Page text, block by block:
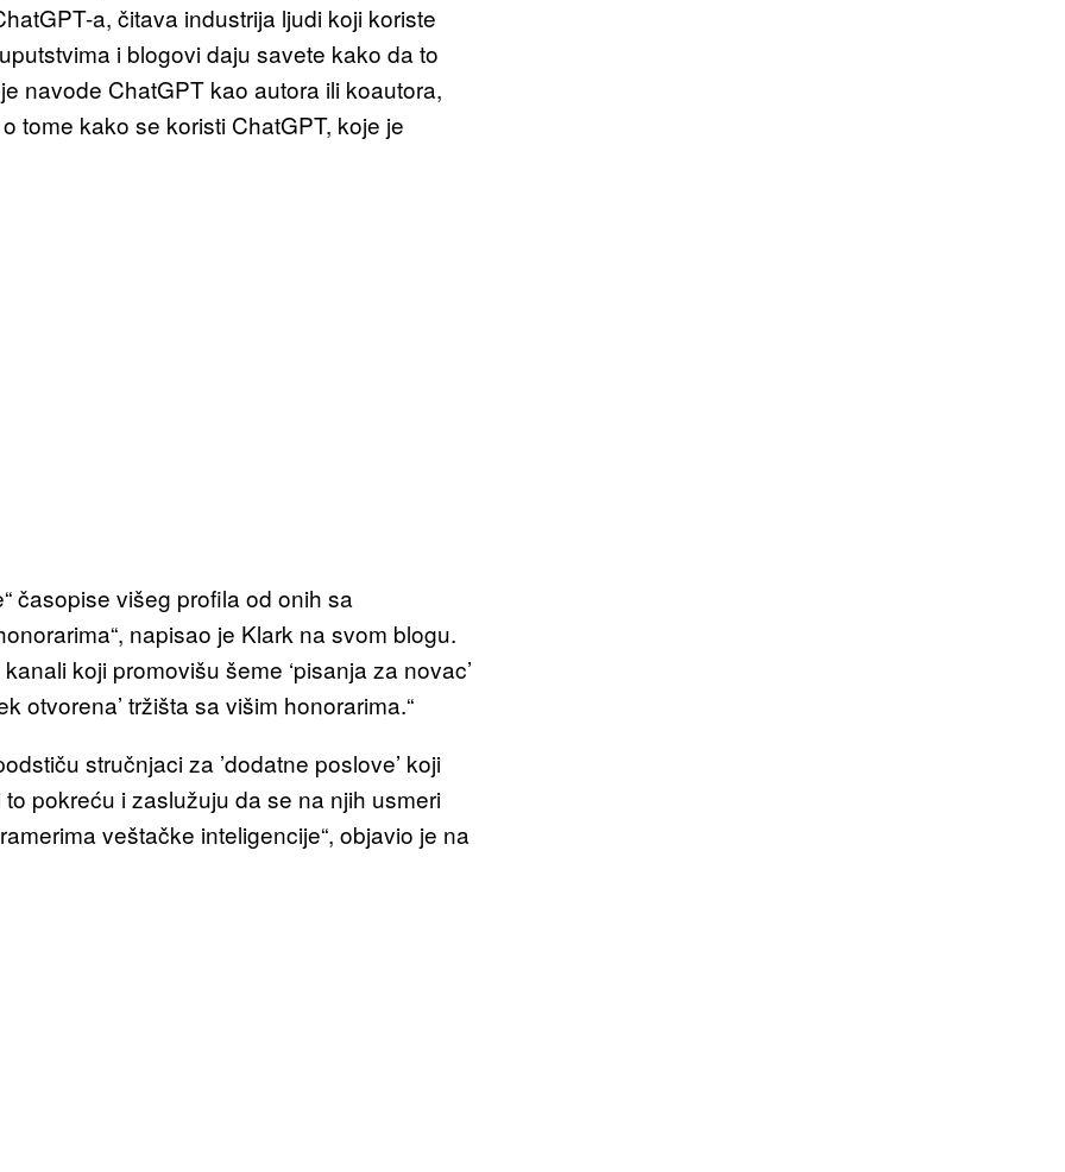
a, čitava industrija ljudi koji koriste
i blogovi daju savete kako da to
navode ChatGPT kao autora ili koautora,
tome kako se koristi ChatGPT, koje je
časopise višeg profila od onih sa
napisao je Klark na svom blogu.
koji promovišu šeme ‘pisanja za novac’
otvorena’ tržišta sa višim honorarima.“
stručnjaci za ’dodatne poslove’ koji
pokreću i zaslužuju da se na njih usmeri
veštačke inteligencije“, objavio je na